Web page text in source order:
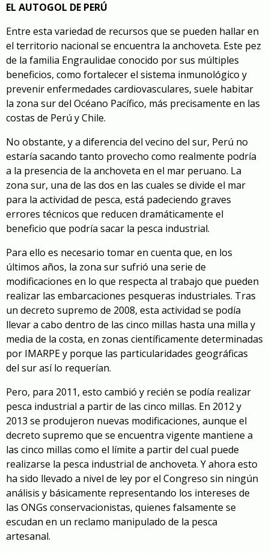
EL AUTOGOL DE PERÚ
Entre esta variedad de recursos que se pueden hallar en
el territorio nacional se encuentra la anchoveta. Este pez
de la familia Engraulidae conocido por sus múltiples
beneficios, como fortalecer el sistema inmunológico y
prevenir enfermedades cardiovasculares, suele habitar
la zona sur del Océano Pacífico, más precisamente en las
costas de Perú y Chile.
No obstante, y a diferencia del vecino del sur, Perú no
estaría sacando tanto provecho como realmente podría
a la presencia de la anchoveta en el mar peruano. La
zona sur, una de las dos en las cuales se divide el mar
para la actividad de pesca, está padeciendo graves
errores técnicos que reducen dramáticamente el
beneficio que podría sacar la pesca industrial.
Para ello es necesario tomar en cuenta que, en los
últimos años, la zona sur sufrió una serie de
modificaciones en lo que respecta al trabajo que pueden
realizar las embarcaciones pesqueras industriales. Tras
un decreto supremo de 2008, esta actividad se podía
llevar a cabo dentro de las cinco millas hasta una milla y
media de la costa, en zonas científicamente determinadas
por IMARPE y porque las particularidades geográficas
del sur así lo requerían.
Pero, para 2011, esto cambió y recién se podía realizar
pesca industrial a partir de las cinco millas. En 2012 y
2013 se produjeron nuevas modificaciones, aunque el
decreto supremo que se encuentra vigente mantiene a
las cinco millas como el límite a partir del cual puede
realizarse la pesca industrial de anchoveta. Y ahora esto
ha sido llevado a nivel de ley por el Congreso sin ningún
análisis y básicamente representando los intereses de
las ONGs conservacionistas, quienes falsamente se
escudan en un reclamo manipulado de la pesca
artesanal.